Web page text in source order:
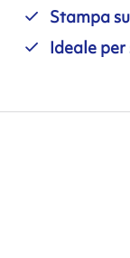
Stampa
Ideale